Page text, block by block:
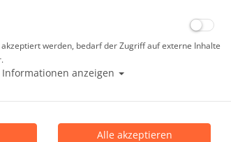
Lieferbar in 1-3 Werktage, der Artikel ist auf Lager
werden, bedarf der Zugriff auf externe Inhalte
Informationen anzeigen
Alle akzeptieren